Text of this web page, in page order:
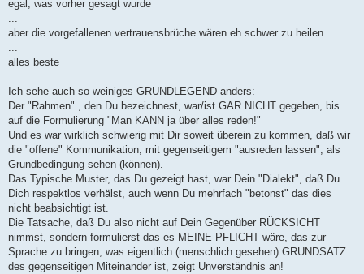
egal, was vorher gesagt wurde
...
aber die vorgefallenen vertrauensbrüche wären eh schwer zu heilen
...
alles beste
Ich sehe auch so weiniges GRUNDLEGEND anders:
Der "Rahmen" , den Du bezeichnest, war/ist GAR NICHT gegeben, bis
auf die Formulierung "Man KANN ja über alles reden!"
Und es war wirklich schwierig mit Dir soweit überein zu kommen, daß wir
die "offene" Kommunikation, mit gegenseitigem "ausreden lassen", als
Grundbedingung sehen (können).
Das Typische Muster, das Du gezeigt hast, war Dein "Dialekt", daß Du
Dich respektlos verhälst, auch wenn Du mehrfach "betonst" das dies
nicht beabsichtigt ist.
Die Tatsache, daß Du also nicht auf Dein Gegenüber RÜCKSICHT
nimmst, sondern formulierst das es MEINE PFLICHT wäre, das zur
Sprache zu bringen, was eigentlich (menschlich gesehen) GRUNDSATZ
des gegenseitigen Miteinander ist, zeigt Unverständnis an!